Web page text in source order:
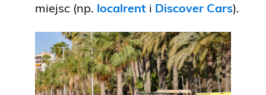
miejsc (np. localrent i Discover Cars).